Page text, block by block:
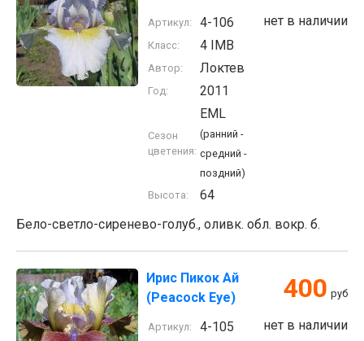
нет в наличии
Артикул: 4-106
Класс: 4 IMB
Автор: Локтев
Год: 2011
Сезон
цветения:
EML
(ранний -
средний -
поздний)
Высота:
64
Бело-светло-сиренево-голуб., оливк. обл. вокр. б.
Ирис Пикок Ай
(Peacock Eye)
400 руб
нет в наличии
Артикул: 4-105